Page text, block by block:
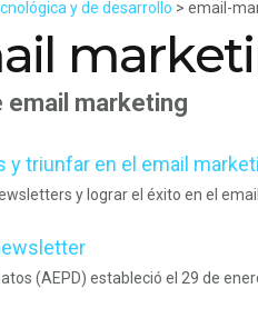
y de desarrollo > email-
email marketing
triunfar en el email
y lograr el éxito en el
(AEPD) estableció el 29 de